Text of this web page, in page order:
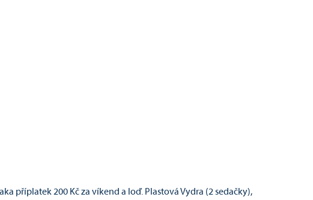
příplatek 200 Kč za víkend a loď. Plastová Vydra (2 sedačky),